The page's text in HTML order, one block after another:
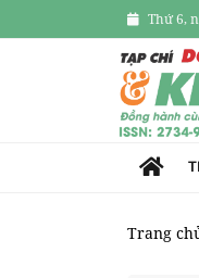
Thứ 6,
Trang